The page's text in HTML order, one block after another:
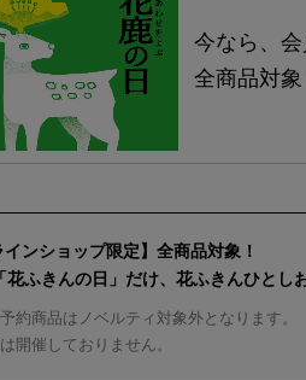
今なら、会
全商品対象
インショップ限定】全商品対象！
花ふきんの日」だけ、花ふきんひとし
約商品はノベルティ対象外となります
開催しておりません。